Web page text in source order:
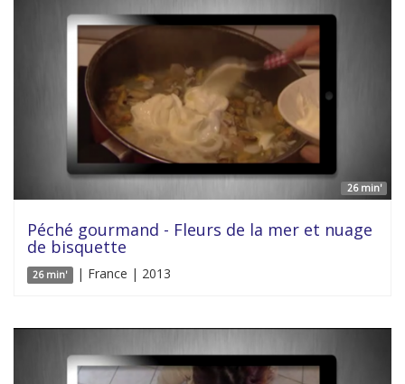
26 min'
Péché gourmand - Fleurs de la mer et nuage
de bisquette
26 min' | France | 2013